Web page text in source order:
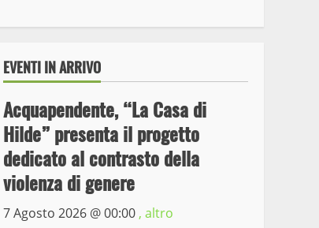
EVENTI IN ARRIVO
Acquapendente, “La Casa di
Hilde” presenta il progetto
dedicato al contrasto della
violenza di genere
7 Agosto 2026 @00:00 , altro
Wiplanet Baseball supera